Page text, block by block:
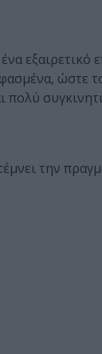
ώστε
πολύ
την